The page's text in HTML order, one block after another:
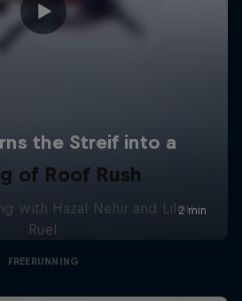
of Roof Rush
with Hazal Nehir and Lilou
Ruel
FREERUNNING